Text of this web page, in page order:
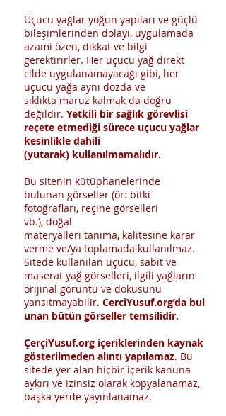
Uçucu yağlar yoğun yapıları ve güçlü
bileşimlerinden dolayı, uygulamada
azami özen, dikkat ve bilgi
gerektirirler. Her uçucu yağ direkt
cilde uygulanamayacağı gibi, her
uçucu yağa aynı dozda ve
sıklıkta maruz kalmak da doğru
değildir. Yetkili bir sağlık görevlisi
reçete etmediği sürece uçucu yağlar
kesinlikle dahili
(yutarak) kullanılmamalıdır.
Bu sitenin kütüphanelerinde
bulunan görseller (ör: bitki
fotoğrafları, reçine görselleri
vb.), doğal
materyalleri tanıma, kalitesine karar
verme ve/ya toplamada kullanılmaz.
Sitede kullanılan uçucu, sabit ve
maserat yağ görselleri, ilgili yağların
orijinal görüntü ve dokusunu
yansıtmayabilir. CerciYusuf.org’da bul
unan bütün görseller temsilidir.
ÇerçiYusuf.org içeriklerinden kaynak
gösterilmeden alıntı yapılamaz. Bu
sitede yer alan hiçbir içerik kanuna
aykırı ve izinsiz olarak kopyalanamaz,
başka yerde yayınlanamaz.